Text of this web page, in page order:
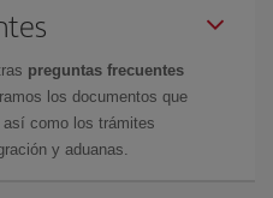
preguntas frecuentes
los documentos que
como los trámites
y aduanas.